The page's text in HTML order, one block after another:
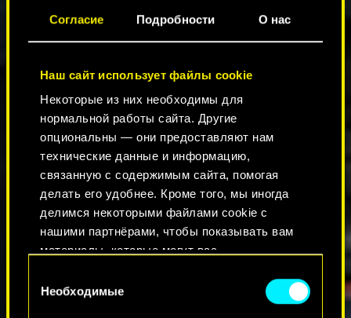
Согласие Подробности О нас
Наш сайт использует файлы cookie
Некоторые из них необходимы для
нормальной работы сайта. Другие
опциональны — они предоставляют нам
технические данные и информацию,
связанную с содержимым сайта, помогая
делать его удобнее. Кроме того, мы иногда
делимся некоторыми файлами cookie с
нашими партнёрами, чтобы показывать вам
материалы, которые могут вас
сетях. Однако все опциональные файлы
согласия
Необходимые